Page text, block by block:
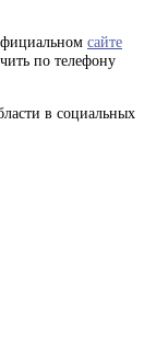
сайте
по телефону
в социальных